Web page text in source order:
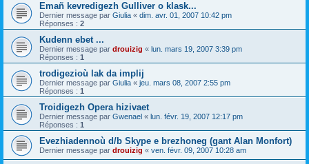
Emañ kevredigezh Gulliver o klask...
Dernier message par Giulia « dim. avr. 01, 2007 10:42 pm
Réponses : 2
Kudenn ebet ...
Dernier message par drouizig « lun. mars 19, 2007 3:39 pm
Réponses : 1
trodigezioù lak da implij
Dernier message par Giulia « jeu. mars 08, 2007 2:55 pm
Réponses : 1
Troidigezh Opera hizivaet
Dernier message par Gwenael « lun. févr. 19, 2007 12:17 pm
Réponses : 1
Evezhiadennoù d/b Skype e brezhoneg (gant Alan Monfort)
Dernier message par drouizig « ven. févr. 09, 2007 10:28 am